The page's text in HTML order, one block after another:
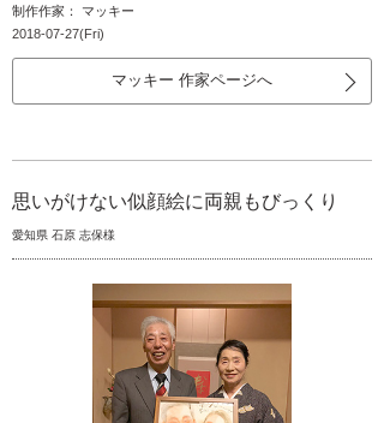
制作作家： マッキー
2018-07-27(Fri)
マッキー 作家ページへ
思いがけない似顔絵に両親もびっくり
愛知県 石原 志保様